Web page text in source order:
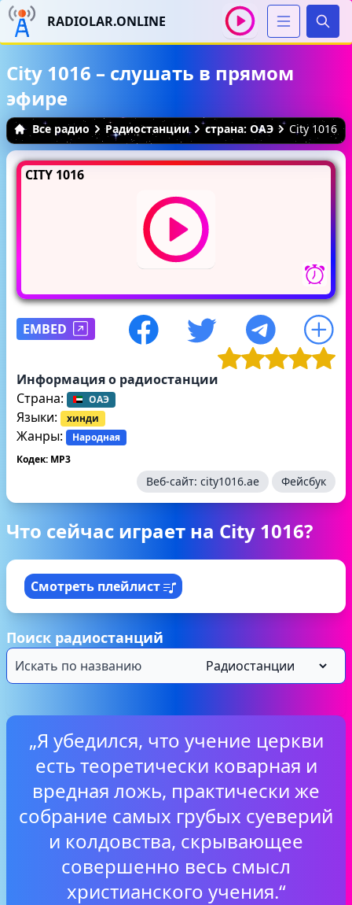
RADIOLAR.ONLINE
City 1016 – слушать в прямом
эфире
Все радио Радиостанции страна: ОАЭ City 1016
CITY 1016
EMBED
Информация о радиостанции
Страна:
ОАЭ
Языки: хинди
Жанры:
Народная
Кодек: MP3
Веб-сайт: city1016.ae Фейсбук
Что сейчас играет на City 1016?
Смотреть плейлист
Поиск радиостанций
„Я убедился, что учение церкви
есть теоретически коварная и
вредная ложь, практически же
собрание самых грубых суеверий
и колдовства, скрывающее
совершенно весь смысл
христианского учения.“